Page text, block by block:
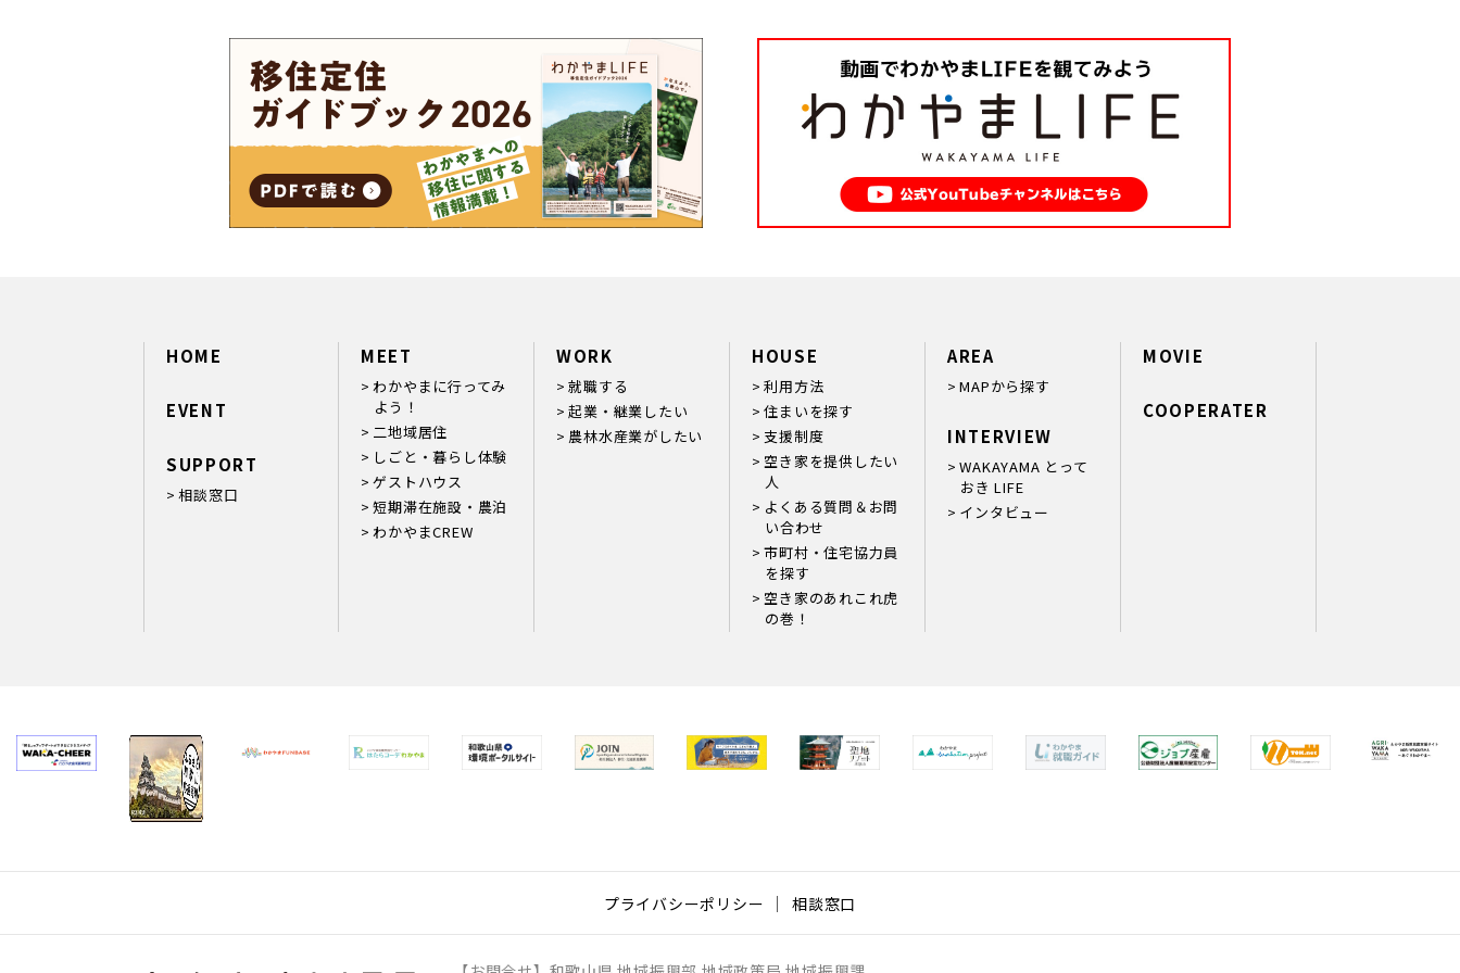
HOME
EVENT
SUPPORT
相談窓口
MEET
わかやまに行ってみ
よう！
二地域居住
しごと・暮らし体験
ゲストハウス
短期滞在施設・農泊
わかやまCREW
WORK
就職する
起業・継業したい
農林水産業がしたい
HOUSE
利用方法
住まいを探す
支援制度
空き家を提供したい
人
よくある質問＆お問
い合わせ
市町村・住宅協力員
を探す
空き家のあれこれ虎
の巻！
AREA
MAPから探す
INTERVIEW
WAKAYAMA とって
おき LIFE
インタビュー
MOVIE
COOPERATER
プライバシーポリシー 相談窓口